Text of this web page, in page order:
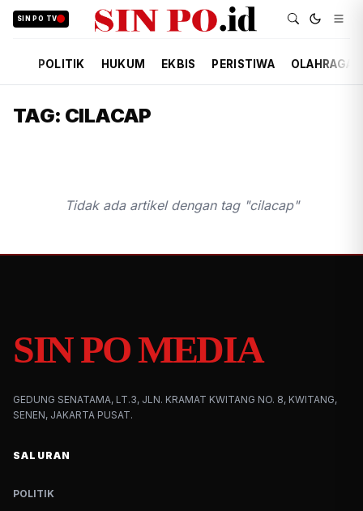
SIN PO TV
POLITIK HUKUM EKBIS PERISTIWA OLAHRAGA
TAG: CILACAP
Tidak ada artikel dengan tag "cilacap"
SIN PO MEDIA
GEDUNG SENATAMA, LT.3, JLN. KRAMAT KWITANG NO. 8, KWITANG,
SENEN, JAKARTA PUSAT.
SALURAN
POLITIK